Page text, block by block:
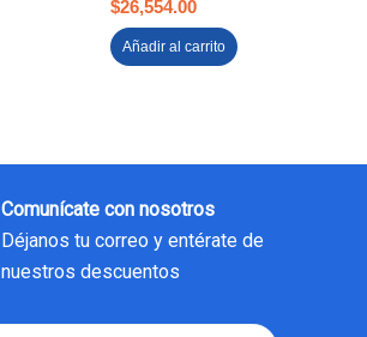
$26,554.00
Añadir al carrito
Comunícate con nosotros
Déjanos tu correo y entérate de
nuestros descuentos